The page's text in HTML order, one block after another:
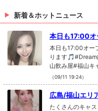
新着＆ホットニュース
本日も17:00
ちしておりま
本日も17:00オー
ります
山飲み屋#福山キ
験入店#福山体
ャバクラ求人#
ke#f4f#福山求人
ラ求人#寮完備#
（09/11 19:24）
広島/福山エリ
たくさんのキャ